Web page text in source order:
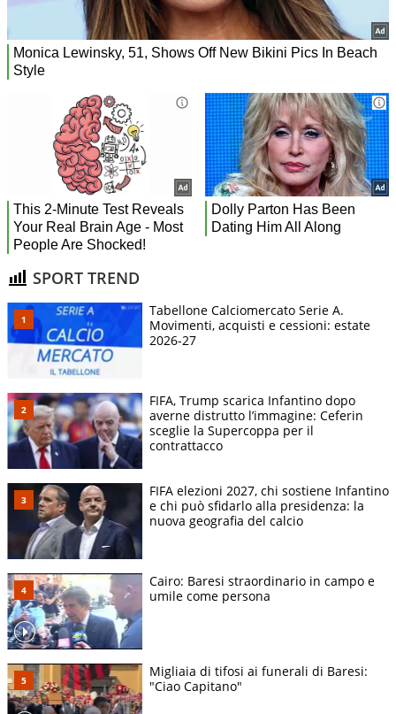
SPORT TREND
Tabellone Calciomercato Serie A.
Movimenti, acquisti e cessioni: estate
2026-27
FIFA, Trump scarica Infantino dopo
averne distrutto l’immagine: Ceferin
sceglie la Supercoppa per il
contrattacco
FIFA elezioni 2027, chi sostiene Infantino
e chi può sfidarlo alla presidenza: la
nuova geografia del calcio
Cairo: Baresi straordinario in campo e
umile come persona
Migliaia di tifosi ai funerali di Baresi:
"Ciao Capitano"